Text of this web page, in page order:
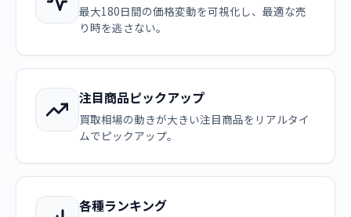
最大180日間の価格変動を可視化し、最適な売
り時を逃さない。
注目商品ピックアップ
買取相場の動きが大きい注目商品をリアルタイ
ムでピックアップ。
各種ランキング